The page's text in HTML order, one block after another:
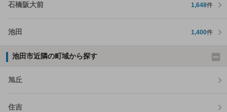
石橋阪大前 1,648件
池田 1,400件
池田市近隣の町域から探す
旭丘
住吉